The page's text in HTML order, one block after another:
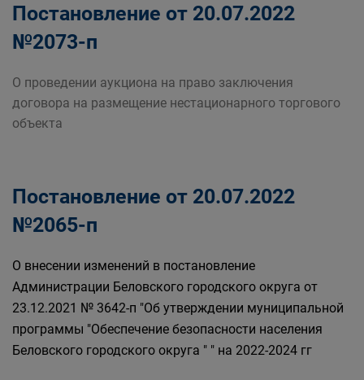
Постановление от 20.07.2022
№2073-п
О проведении аукциона на право заключения
договора на размещение нестационарного торгового
объекта
Постановление от 20.07.2022
№2065-п
О внесении изменений в постановление
Администрации Беловского городского округа от
23.12.2021 № 3642-п "Об утверждении муниципальной
программы "Обеспечение безопасности населения
Беловского городского округа " " на 2022-2024 гг